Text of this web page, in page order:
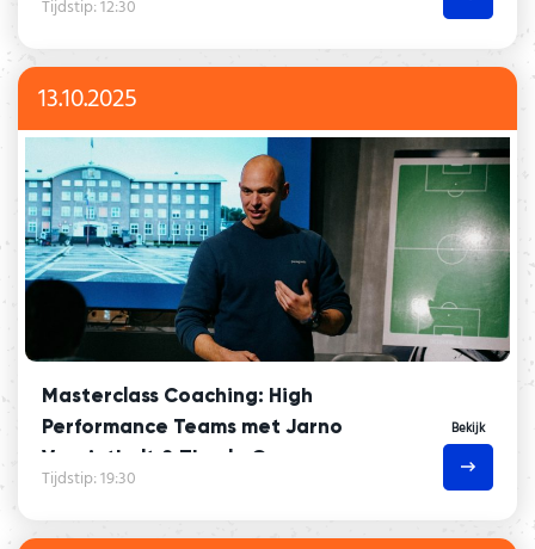
Tijdstip: 12:30
13.10.2025
Masterclass Coaching: High
Performance Teams met Jarno
Voorintholt & Thecla Goossens
Tijdstip: 19:30
Bekijk